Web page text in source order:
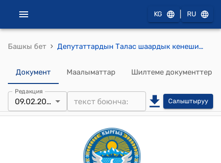
KG RU
Башкы бет › Депутаттардын Талас шаардык кенешинин 2024-жылдын 09-февралындагы № 227/32-8 "Талас шаарынын 2024-жылга карата жергиликтүү бюджети жана 2025-2026-жылдарга болжолун бекитүү жөнүндө" токтому
Документ Маалыматтар Шилтеме документтер
Редакция
09.02.2024 Салыштыруу